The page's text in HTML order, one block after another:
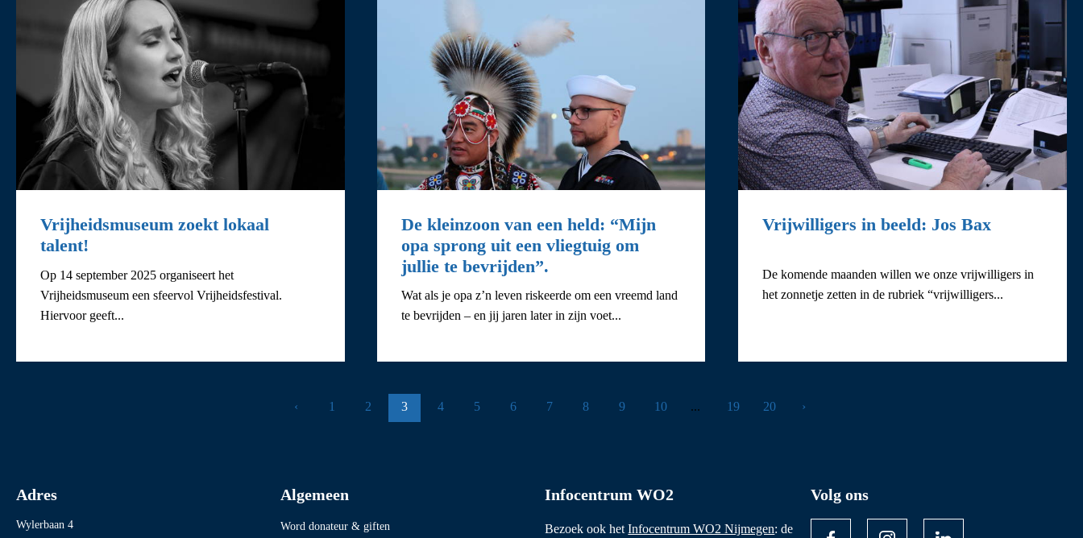
Vrijheidsmuseum zoekt lokaal
talent!
Op 14 september 2025 organiseert het
Vrijheidsmuseum een sfeervol Vrijheidsfestival.
Hiervoor geeft...
De kleinzoon van een held: “Mijn
opa sprong uit een vliegtuig om
jullie te bevrijden”.
Wat als je opa z’n leven riskeerde om een vreemd land
te bevrijden – en jij jaren later in zijn voet...
Vrijwilligers in beeld: Jos Bax
De komende maanden willen we onze vrijwilligers in
het zonnetje zetten in de rubriek “vrijwilligers...
‹ 1 2 3 4 5 6 7 8 9 10 ... 19 20 ›
Adres
Wylerbaan 4
Algemeen
Word donateur & giften
Infocentrum WO2
Bezoek ook hetInfocentrum WO2 Nijmegen: de
Volg ons